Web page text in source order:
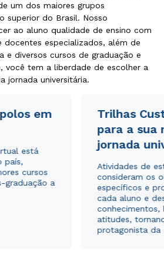
um dos maiores grupos
superior do Brasil. Nosso
ao aluno qualidade de ensino com
docentes especializados, além de
e diversos cursos de graduação e
você tem a liberdade de escolher a
jornada universitária.
em
está
país,
cursos
graduação a
Trilhas
para a sua
jornada
Atividades de
consideram os
específicos e
cada aluno e
conhecimentos,
atitudes,
protagonista da